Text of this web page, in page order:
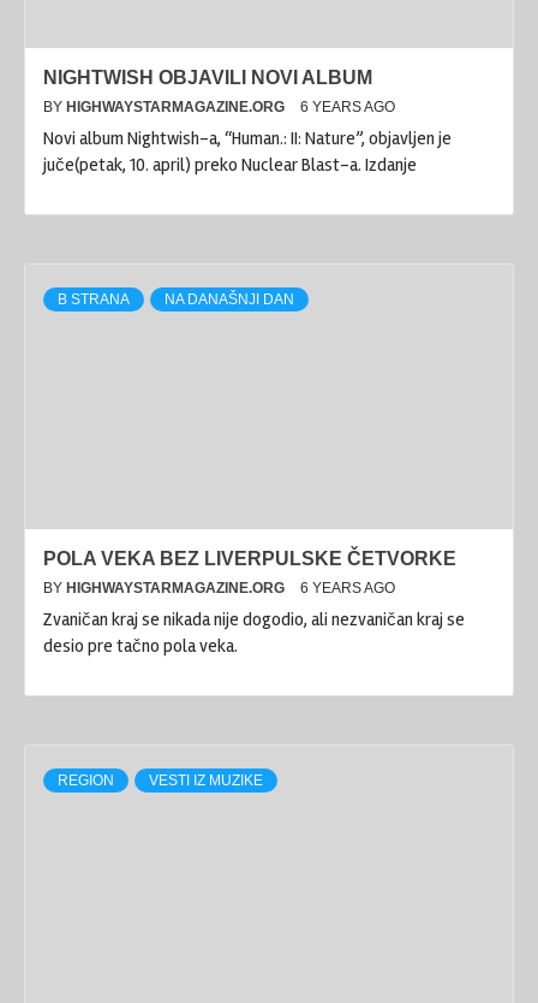
NIGHTWISH OBJAVILI NOVI ALBUM
BY HIGHWAYSTARMAGAZINE.ORG 6 YEARS AGO
Novi album Nightwish-a, “Human.: II: Nature”, objavljen je
juče(petak, 10. april) preko Nuclear Blast-a. Izdanje
B STRANA NA DANAŠNJI DAN
POLA VEKA BEZ LIVERPULSKE ČETVORKE
BY HIGHWAYSTARMAGAZINE.ORG 6 YEARS AGO
Zvaničan kraj se nikada nije dogodio, ali nezvaničan kraj se
desio pre tačno pola veka.
REGION VESTI IZ MUZIKE